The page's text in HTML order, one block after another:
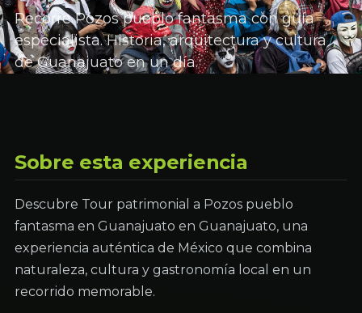
Recorre Pozos pueblo fantasma con guía
especialista. Historia, arquitectura y cultura
de Guanajuato en un día.
Sobre esta experiencia
Descubre Tour patrimonial a Pozos pueblo
fantasma en Guanajuato en Guanajuato, una
experiencia auténtica de México que combina
naturaleza, cultura y gastronomía local en un
recorrido memorable.